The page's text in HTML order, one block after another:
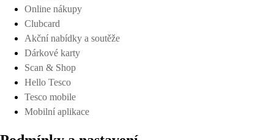
Online nákupy
Clubcard
Akční nabídky a soutěže
Dárkové karty
Scan & Shop
Hello Tesco
Tesco mobile
Mobilní aplikace